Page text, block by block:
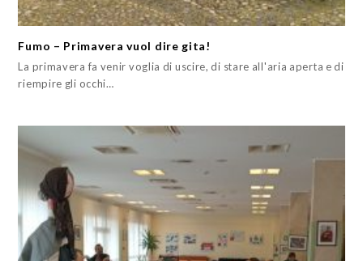
Fumo – Primavera vuol dire gita!
La primavera fa venir voglia di uscire, di stare all'aria aperta e di
riempire gli occhi…